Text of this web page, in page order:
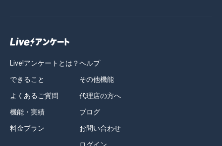
Live!アンケートとは？
できること
よくあるご質問
機能・実績
料金プラン
ヘルプ
その他機能
代理店の方へ
ブログ
お問い合わせ